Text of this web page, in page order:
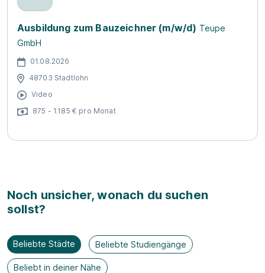
Ausbildung zum Bauzeichner (m/w/d) Teupe
GmbH
01.08.2026
48703 Stadtlohn
Video
875 - 1.185 € pro Monat
Noch unsicher, wonach du suchen
sollst?
Beliebte Städte Beliebte Studiengänge
Beliebt in deiner Nähe